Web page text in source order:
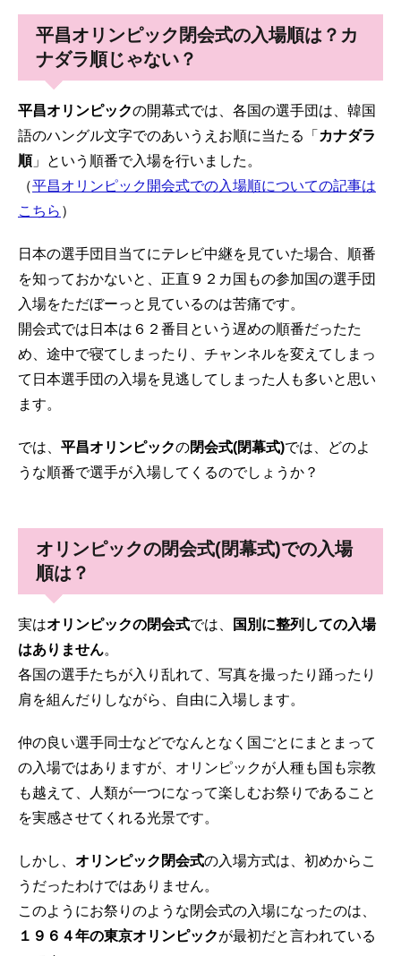
平昌オリンピック閉会式の入場順は？カ
ナダラ順じゃない？
平昌オリンピックの開幕式では、各国の選手団は、韓国
語のハングル文字でのあいうえお順に当たる「 カナダラ
順」という順番で入場を行いました。
（平昌オリンピック開会式での入場順についての記事は
こちら ）
日本の選手団目当てにテレビ中継を見ていた場合、順番
を知っておかないと、正直９２カ国もの参加国の選手団
入場をただぼーっと見ているのは苦痛です。
開会式では日本は６２番目という遅めの順番だったた
め、途中で寝てしまったり、チャンネルを変えてしまっ
て日本選手団の入場を見逃してしまった人も多いと思い
ます。
では、 平昌オリンピックの閉会式(閉幕式)では、どのよ
うな順番で選手が入場してくるのでしょうか？
オリンピックの閉会式(閉幕式)での入場
順は？
実はオリンピックの閉会式では、
国別に整列しての入場
はありません。
各国の選手たちが入り乱れて、写真を撮ったり踊ったり
肩を組んだりしながら、自由に入場します。
仲の良い選手同士などでなんとなく国ごとにまとまって
の入場ではありますが、オリンピックが人種も国も宗教
も越えて、人類が一つになって楽しむお祭りであること
を実感させてくれる光景です。
しかし、 オリンピック閉会式の入場方式は、初めからこ
うだったわけではありません。
このようにお祭りのような閉会式の入場になったのは、
１９６４年の東京オリンピックが最初だと言われている